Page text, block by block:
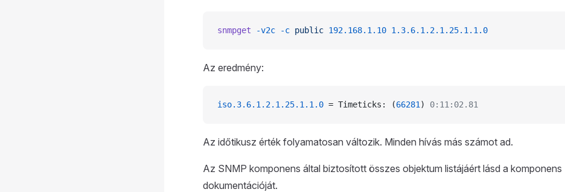
snmpget -v2c -c public 192.168.1.10 1.3.6.1.2.1.25.1.1.0
Az eredmény:
iso.3.6.1.2.1.25.1.1.0 = Timeticks: (66281 ) 0:11:02.81
Az időtikusz érték folyamatosan változik. Minden hívás más számot ad.
Az SNMP komponens által biztosított összes objektum listájáért lásd a komponens
dokumentációját.